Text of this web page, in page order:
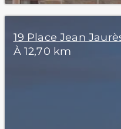
19 Place Jean
À 12,70 km